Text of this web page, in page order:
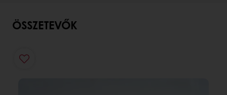
ÖSSZETEVŐK